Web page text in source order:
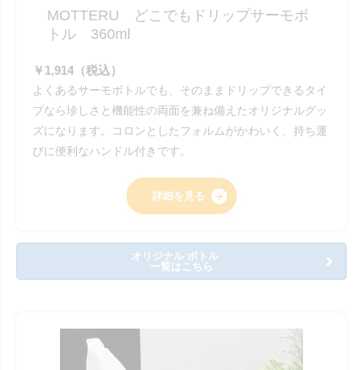
MOTTERU どこでもドリップサーモボ
トル 360ml
￥1,914（税込）
よくあるサーモボトルでも、そのままドリップできるタイ
プなら珍しさと機能性の両面を兼ね備えたオリジナルグッ
ズになります。コロンとしたフォルムがかわいく、持ち運
びに便利なハンドル付きです。
詳細を見る
オリジナル ボトル
一覧はこちら